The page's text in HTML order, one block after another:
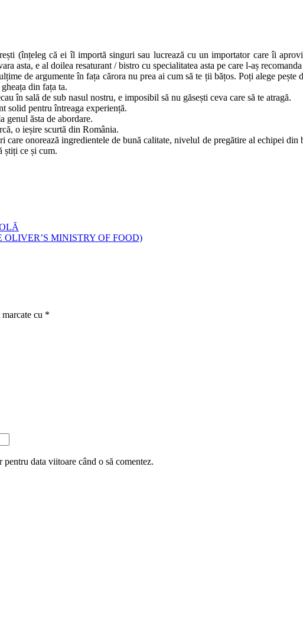
(înțeleg că ei îl importă singuri sau lucrează cu un importator care îi
asta, e al doilea resaturant / bistro cu specialitatea asta pe care l-aș
de argumente în fața cărora nu prea ai cum să te ții bățos. Poți alege
din fața ta.
în sală de sub nasul nostru, e imposibil să nu găsești ceva care să te atragă.
solid pentru întreaga experiență.
genul ăsta de abordare.
o ieșire scurtă din România.
onorează ingredientele de bună calitate, nivelul de pregătire al echipei
știți ce și cum.
MINISTRY OF FOOD)
cu *
data viitoare când o să comentez.